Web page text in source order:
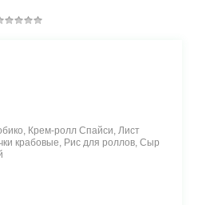
Крем-ролл Спайси, Лист
крабовые, Рис для роллов, Сыр